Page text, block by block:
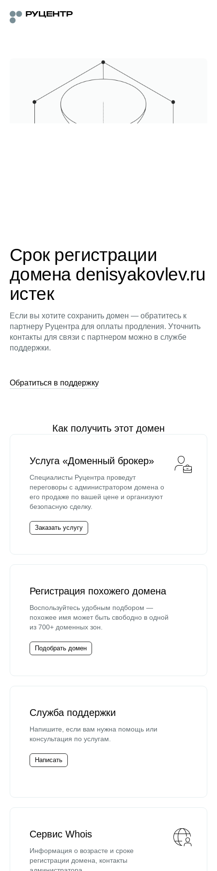
Срок регистрации
домена denisyakovlev.ru
истек
Если вы хотите сохранить домен — обратитесь к
партнеру Руцентра для оплаты продления. Уточнить
контакты для связи с партнером можно в службе
поддержки.
Обратиться в поддержку
Как получить этот домен
Услуга «Доменный брокер»
Специалисты Руцентра проведут
переговоры с администратором домена о
его продаже по вашей цене и организуют
безопасную сделку.
Заказать услугу
Регистрация похожего домена
Воспользуйтесь удобным подбором —
похожее имя может быть свободно в одной
из 700+ доменных зон.
Подобрать домен
Служба поддержки
Напишите, если вам нужна помощь или
консультация по услугам.
Написать
Сервис Whois
Информация о возрасте и сроке
регистрации домена, контакты